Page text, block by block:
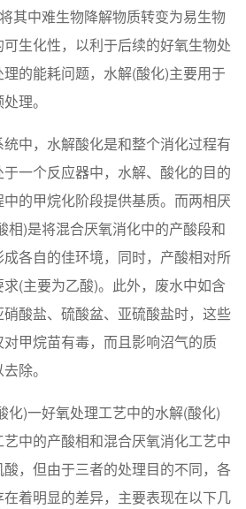
中难生物降解物质转变为易生物
生化性，以利于后续的好氧生物处
的能耗问题，水解(酸化)主要用于
理。
中，水解酸化是和整个消化过程有
一个反应器中，水解、酸化的目的
的甲烷化阶段提供基质。而两相厌
相)是将混合厌氧消化中的产酸段和
各自的佳环境，同时，产酸相对所
(主要为乙酸)。此外，废水中如含
酸盐、硫酸盆、亚硫酸盐时，这些
甲烷苗有毒，而且影响沼气的质
除。
)一好氧处理工艺中的水解(酸化)
中的产酸相和混合厌氧消化工艺中
，但由于三者的处理目的不同，各
着明显的差异，主要表现在以下几